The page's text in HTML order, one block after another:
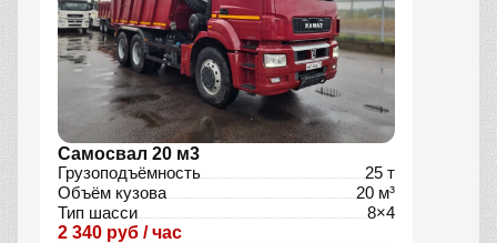
Самосвал 20 м3
Грузоподъёмность
25 т
Объём кузова
20 м³
Тип шасси
8×4
2 340 руб / час